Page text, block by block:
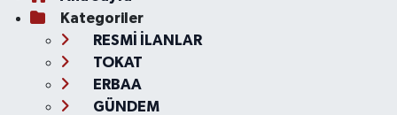
Kategoriler
RESMİ İLANLAR
TOKAT
ERBAA
GÜNDEM